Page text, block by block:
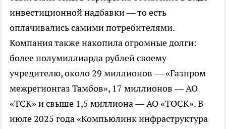
инвестиционной надбавки — то есть
оплачивались самими потребителями.
Компания также накопила огромные долги:
более полумиллиарда рублей своему
учредителю, около 29 миллионов — «Газпром
межрегионгаз Тамбов», 17 миллионов — АО
«ТСК» и свыше 1,5 миллиона — АО «ТОСК». В
июле 2025 года «Компьюлинк инфраструктура